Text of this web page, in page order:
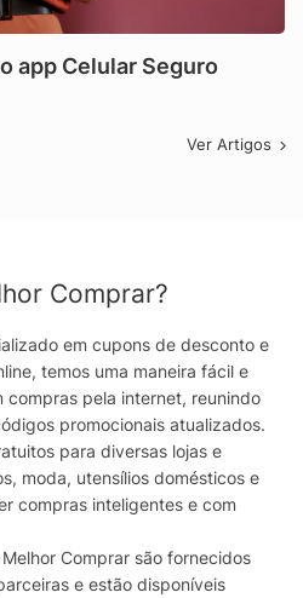
app Celular Seguro
Ver Artigos
Comprar?
em cupons de desconto e
temos uma maneira fácil e
pela internet, reunindo
promocionais atualizados.
para diversas lojas e
moda, utensílios domésticos e
compras inteligentes e com
Comprar são fornecidos
e estão disponíveis